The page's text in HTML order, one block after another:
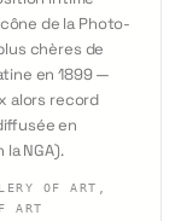
de la Photo-
chères de
en 1899 —
alors record
en
NGA).
OF ART,
ART